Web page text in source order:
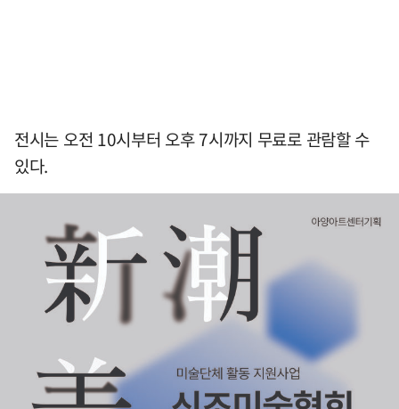
전시는 오전 10시부터 오후 7시까지 무료로 관람할 수
있다.